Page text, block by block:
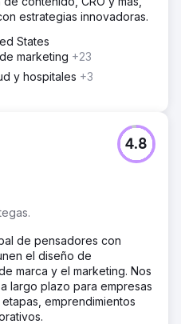
sociales y Constant
sus campañas SEO y
de 2Point Agency, nuestras
aumentaron un 400%.
nuestras
30%, compensando las
Esta empresa tiene todo lo
la agencia
estrategias innovadoras.
States
marketing +23
y hospitales +3
4.8
de pensadores con
el diseño de
marca y el marketing. Nos
largo plazo para empresas
emprendimientos